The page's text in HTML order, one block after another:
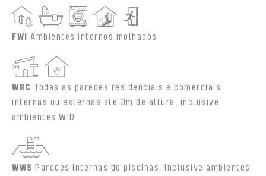
FWI Ambientes internos molhados
WRC Todas as paredes residenciais e comerciais
internas ou externas até 3m de altura, inclusive
ambientes WID
WWS Paredes internas de piscinas, inclusive ambientes